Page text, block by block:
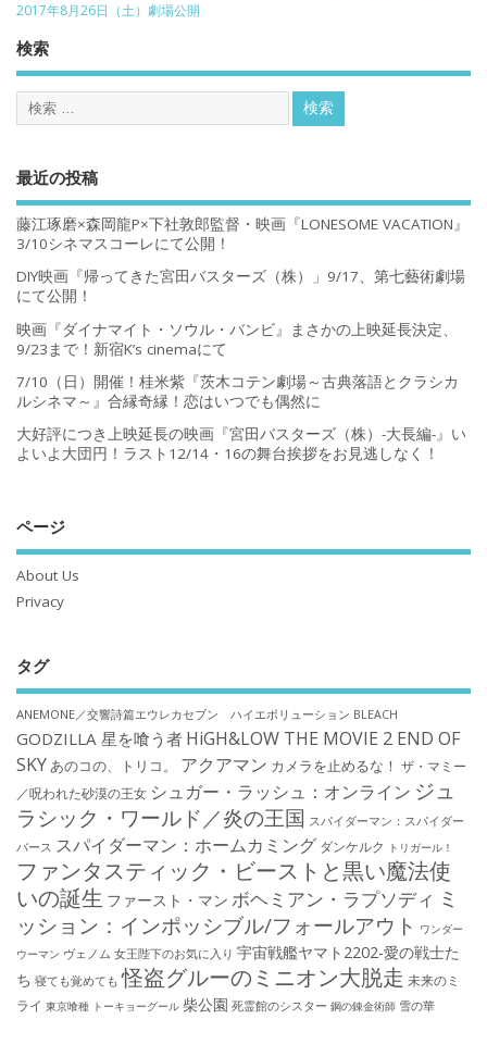
2017年8月26日（土）劇場公開
検索
最近の投稿
藤江琢磨×森岡龍P×下社敦郎監督・映画『LONESOME VACATION』
3/10シネマスコーレにて公開！
DIY映画『帰ってきた宮田バスターズ（株）」9/17、第七藝術劇場
にて公開！
映画『ダイナマイト・ソウル・バンビ』まさかの上映延長決定、
9/23まで！新宿K’s cinemaにて
7/10（日）開催！桂米紫『茨木コテン劇場～古典落語とクラシカ
ルシネマ～』合縁奇縁！恋はいつでも偶然に
大好評につき上映延長の映画『宮田バスターズ（株）-大長編-』い
よいよ大団円！ラスト12/14・16の舞台挨拶をお見逃しなく！
ページ
About Us
Privacy
タグ
ANEMONE／交響詩篇エウレカセブン ハイエボリューション BLEACH
GODZILLA 星を喰う者 HiGH&LOW THE MOVIE 2 END OF
SKYあのコの、トリコ。 アクアマン カメラを止めるな！ ザ・マミー
／呪われた砂漠の王女 シュガー・ラッシュ：オンライン ジュ
ラシック・ワールド／炎の王国 スパイダーマン：スパイダー
バース スパイダーマン：ホームカミング ダンケルク トリガール！
ファンタスティック・ビーストと黒い魔法使
いの誕生 ファースト・マン ボヘミアン・ラプソディ ミ
ッション：インポッシブル/フォールアウト ワンダー
ウーマン ヴェノム 女王陛下のお気に入り 宇宙戦艦ヤマト2202-愛の戦士た
ち 寝ても覚めても 怪盗グルーのミニオン大脱走 未来のミ
ライ 東京喰種 トーキョーグール 柴公園 死霊館のシスター 鋼の錬金術師 雪の華